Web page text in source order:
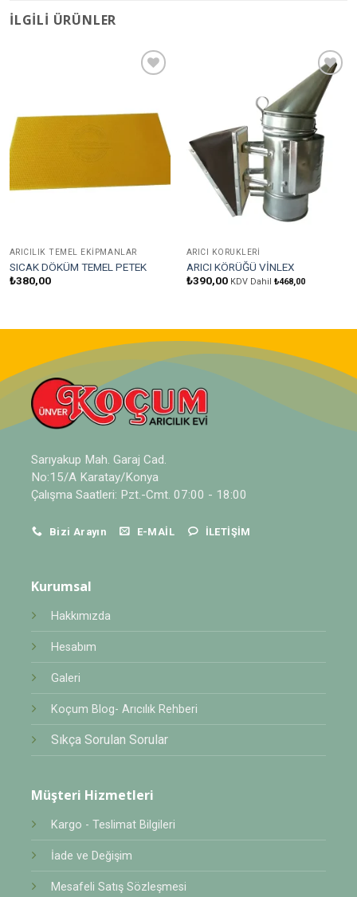
İLGILI ÜRÜNLER
ARICILIK TEMEL EKIPMANLAR
SICAK DÖKÜM TEMEL PETEK
₺380,00
Favorilere
Ekle
ARICI KÖRÜKLERI
ARICI KÖRÜĞÜ VİNLEX
₺390,00 KDV Dahil ₺468,00
Sarıyakup Mah. Garaj Cad.
No:15/A Karatay/Konya
Çalışma Saatleri: Pzt.-Cmt. 07:00 - 18:00
Bizi Arayın E-MAIL İLETIŞIM
Kurumsal
Hakkımızda
Hesabım
Galeri
Koçum Blog- Arıcılık Rehberi
Sıkça Sorulan Sorular
Müşteri Hizmetleri
Kargo - Teslimat Bilgileri
İade ve Değişim
Mesafeli Satış Sözleşmesi